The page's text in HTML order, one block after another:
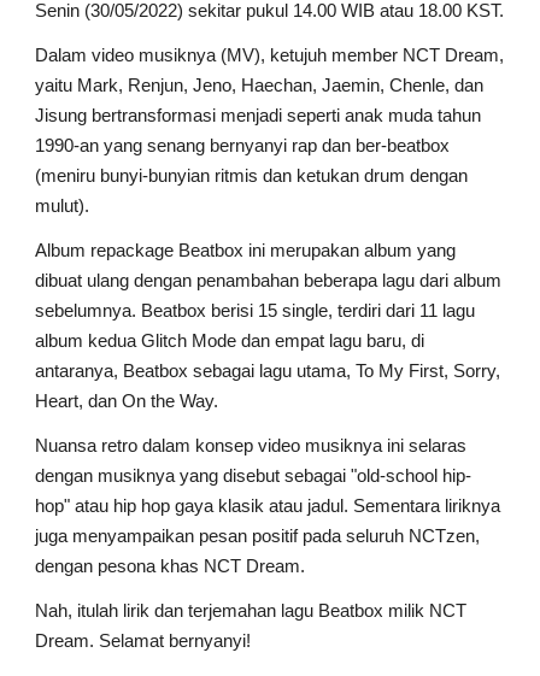
Senin (30/05/2022) sekitar pukul 14.00 WIB atau 18.00 KST.
Dalam video musiknya (MV), ketujuh member NCT Dream,
yaitu Mark, Renjun, Jeno, Haechan, Jaemin, Chenle, dan
Jisung bertransformasi menjadi seperti anak muda tahun
1990-an yang senang bernyanyi rap dan ber-beatbox
(meniru bunyi-bunyian ritmis dan ketukan drum dengan
mulut).
Album repackage Beatbox ini merupakan album yang
dibuat ulang dengan penambahan beberapa lagu dari album
sebelumnya. Beatbox berisi 15 single, terdiri dari 11 lagu
album kedua Glitch Mode dan empat lagu baru, di
antaranya, Beatbox sebagai lagu utama, To My First, Sorry,
Heart, dan On the Way.
Nuansa retro dalam konsep video musiknya ini selaras
dengan musiknya yang disebut sebagai "old-school hip-
hop" atau hip hop gaya klasik atau jadul. Sementara liriknya
juga menyampaikan pesan positif pada seluruh NCTzen,
dengan pesona khas NCT Dream.
Nah, itulah lirik dan terjemahan lagu Beatbox milik NCT
Dream. Selamat bernyanyi!